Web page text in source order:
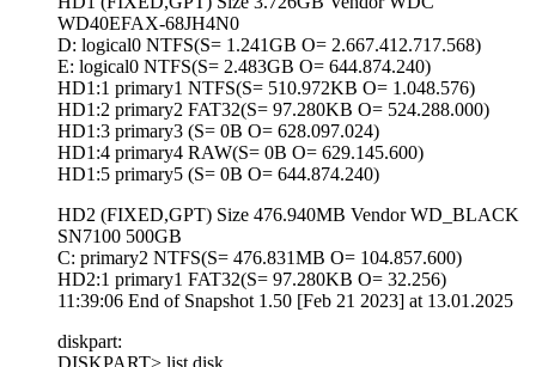
WD40EFAX-68JH4N0
D: logical0 NTFS(S= 1.241GB O= 2.667.412.717.568)
E: logical0 NTFS(S= 2.483GB O= 644.874.240)
HD1:1 primary1 NTFS(S= 510.972KB O= 1.048.576)
HD1:2 primary2 FAT32(S= 97.280KB O= 524.288.000)
HD1:3 primary3 (S= 0B O= 628.097.024)
HD1:4 primary4 RAW(S= 0B O= 629.145.600)
HD1:5 primary5 (S= 0B O= 644.874.240)
HD2 (FIXED,GPT) Size 476.940MB Vendor WD_BLACK
SN7100 500GB
C: primary2 NTFS(S= 476.831MB O= 104.857.600)
HD2:1 primary1 FAT32(S= 97.280KB O= 32.256)
11:39:06 End of Snapshot 1.50 [Feb 21 2023] at 13.01.2025
diskpart: